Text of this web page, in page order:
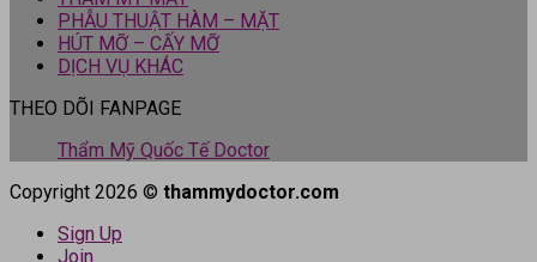
PHẪU THUẬT HÀM – MẶT
HÚT MỠ – CẤY MỠ
DỊCH VỤ KHÁC
THEO DÕI FANPAGE
Thẩm Mỹ Quốc Tế Doctor
Copyright 2026 © thammydoctor.com
Sign Up
Join